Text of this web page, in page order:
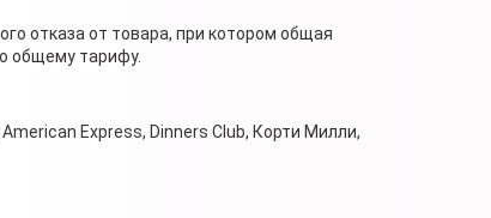
отказа от товара, при котором общая
общему тарифу.
Express, Dinners Club, Корти Милли,